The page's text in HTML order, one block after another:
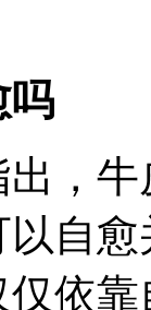
吗
，
自
依